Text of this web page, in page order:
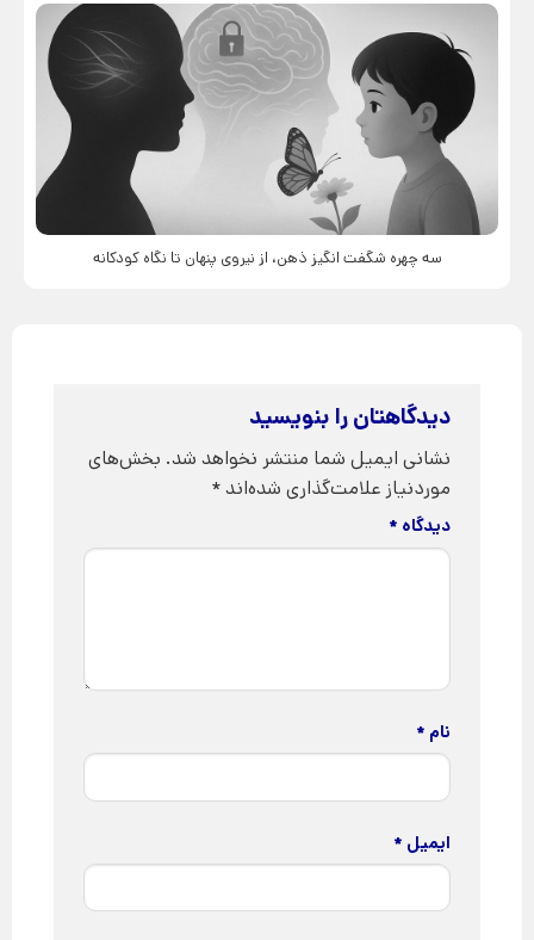
سه چهره شگفت انگیز ذهن، از نیروی پنهان تا نگاه کودکانه
دیدگاهتان را بنویسید
نشانی ایمیل شما منتشر نخواهد شد. بخش‌های
موردنیاز علامت‌گذاری شده‌اند*
دیدگاه *
نام *
ایمیل *